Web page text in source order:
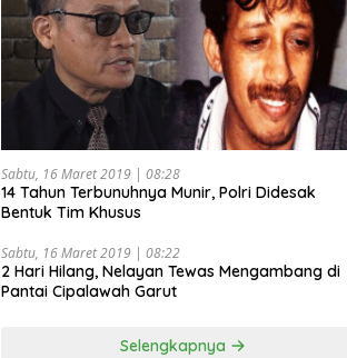
Sabtu, 16 Maret 2019 | 08:28
14 Tahun Terbunuhnya Munir, Polri Didesak
Bentuk Tim Khusus
Sabtu, 16 Maret 2019 | 08:22
2 Hari Hilang, Nelayan Tewas Mengambang di
Pantai Cipalawah Garut
Selengkapnya